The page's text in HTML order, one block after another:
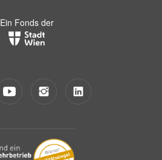
Ein Fonds der